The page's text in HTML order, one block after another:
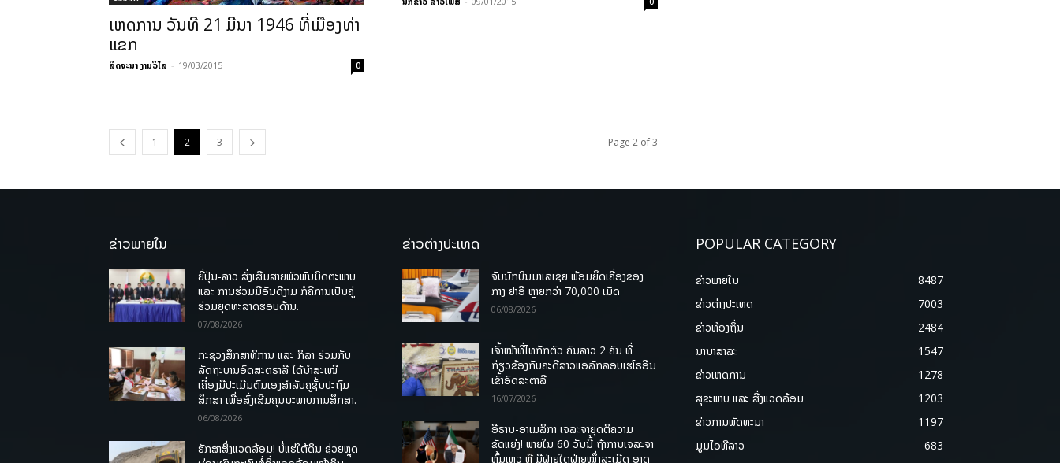
ເຫດການ ວັນທີ 21 ມີນາ 1946 ທີ່ເມືອງທ່າ
ແຂກ
ລິດຈະນາ ງາມວິໄລ - 19/03/2015 0
1 2 3 Page 2 of 3
ຂ່າວພາຍໃນ
ຍີ່ປຸ່ນ-ລາວ ສົ່ງເສີມສາຍພົວພັນມິດຕະພາບ
ແລະ ການຮ່ວມມືອັນດີງາມ ກໍຄືການເປັນຄູ່
ຮ່ວມຍຸດທະສາດຮອບດ້ານ.
07/08/2026
ກະຊວງສຶກສາທິການ ແລະ ກິລາ ຮ່ວມກັບ
ລັດຖະບານອົດສະຕຣາລີ ໄດ້ນຳສະເໜີ
ເຄື່ອງມືປະເມີນຕົນເອງສຳລັບຄູຊັ້ນປະຖົມ
ສຶກສາ ເພື່ອສົ່ງເສີມຄຸນນະພາບການສຶກສາ.
06/08/2026
ຮັກສາສິ່ງແວດລ້ອມ! ບໍ່ແຮ່ໃຕ້ດິນ ຊ່ວຍຫຼຸດ
ຂ່າວຕ່າງປະເທດ
ຈັບນັກບິນມາເລເຊຍ ພ້ອມຍຶດເຄື່ອງຂອງ
ກາງ ຢາອີ ຫຼາຍກວ່າ 70,000 ເມັດ
06/08/2026
ເຈົ້າໜ້າທີ່ໄທກັກຕົວ ຄົນລາວ 2 ຄົນ ທີ່
ກ່ຽວຂ້ອງກັບຄະດີສາວແອລັກລອບເຮໂຣອີນ
ເຂົ້າອົດສະຕາລີ
16/07/2026
ອີຣານ-ອາເມລິກາ ເຈລະຈາຍຸດຕິຄວາມ
ຂັດແຍ່ງ! ພາຍໃນ 60 ວັນນີ້ ຖ້າການເຈລະຈາ
ຫຼົ້ມເຫຼວ ຫຼື ມີຝ່າຍໃດຝ່າຍໜຶ່ງລະເມີດ ອາດ
POPULAR CATEGORY
ຂ່າວພາຍ​ໃນ
8487
ຂ່າວຕ່າງປະເທດ
7003
ຂ່າວທ້ອງຖິ່ນ
2484
ນານາສາລະ
1547
ຂ່າວເຫດການ
1278
ສຸຂະພາບ ແລະ ສີ່ງແວດລ້ອມ
1203
ຂ່າວການພັດທະນາ
1197
ມູມໄອທີລາວ
683